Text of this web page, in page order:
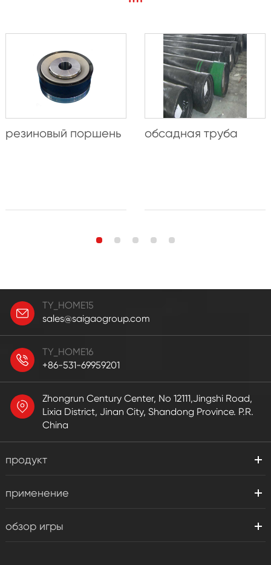
резиновый поршень обсадная труба
TY_HOME15
sales@saigaogroup.com
TY_HOME16
+86-531-69959201
Zhongrun Century Center, No 12111,Jingshi Road,
Lixia District, Jinan City, Shandong Province. P.R.
China
продукт
применение
обзор игры